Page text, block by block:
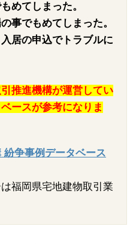
めてしまった。
事でもめてしまった。
居の申込でトラブルに
推進機構が運営してい
ースが参考になりま
争事例データベース
福岡県宅地建物取引業